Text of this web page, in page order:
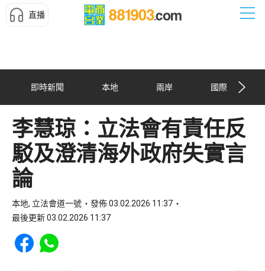
直播
即時新聞 本地 兩岸 國際
李慧琼：立法會有責任反
駁及澄清海外政府失實言
論
本地, 立法會道一號
發佈 03.02.2026 11:37
最後更新 03.02.2026 11:37
Share to Facebook
Share to WhatsApp